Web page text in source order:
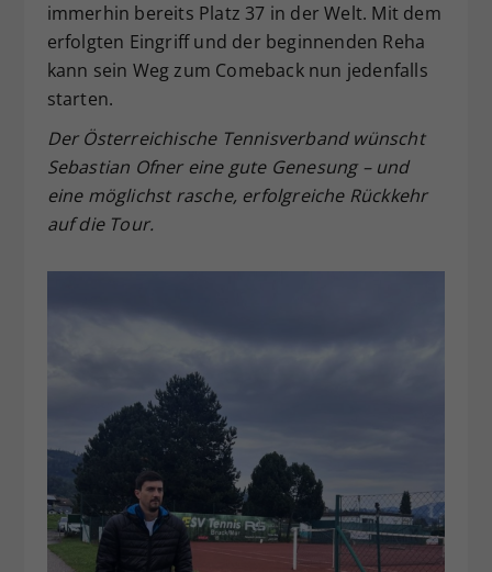
immerhin bereits Platz 37 in der Welt. Mit dem
erfolgten Eingriff und der beginnenden Reha
kann sein Weg zum Comeback nun jedenfalls
starten.
Der Österreichische Tennisverband wünscht
Sebastian Ofner eine gute Genesung – und
eine möglichst rasche, erfolgreiche Rückkehr
auf die Tour.